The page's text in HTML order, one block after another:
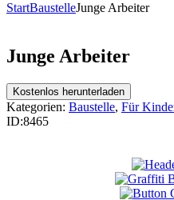
StartBaustelleJunge Arbeiter
Junge Arbeiter
Kostenlos herunterladen
Kategorien: Baustelle, Für
ID:8465